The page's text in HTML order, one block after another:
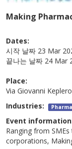
Making
Dates:
시작 날짜 23 Mar
끝나는 날짜 24 Mar
Place:
Via Giovanni
Industries:
Event
Ranging from
corporations,